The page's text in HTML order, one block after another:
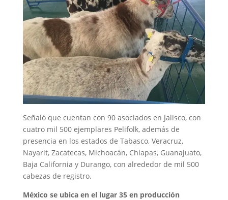
Señaló que cuentan con 90 asociados en Jalisco, con
cuatro mil 500 ejemplares Pelifolk, además de
presencia en los estados de Tabasco, Veracruz,
Nayarit, Zacatecas, Michoacán, Chiapas, Guanajuato,
Baja California y Durango, con alrededor de mil 500
cabezas de registro.
México se ubica en el lugar 35 en producción